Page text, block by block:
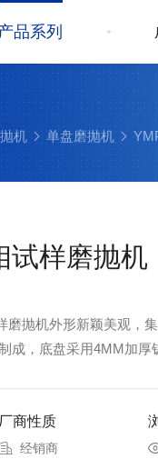
品系列
机 单盘磨抛机
试样磨抛机
磨抛机外形新颖美观，
成，底盘采用4MM加厚
应用性，是用户用来制
厂商性质
经销商